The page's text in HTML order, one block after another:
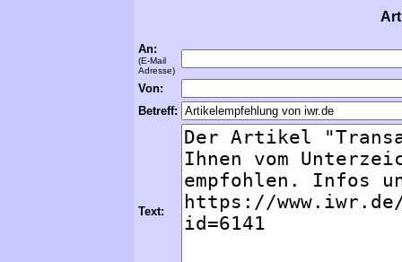
An:
(E-Mail
Adresse)
Von:
Betreff:
Text: